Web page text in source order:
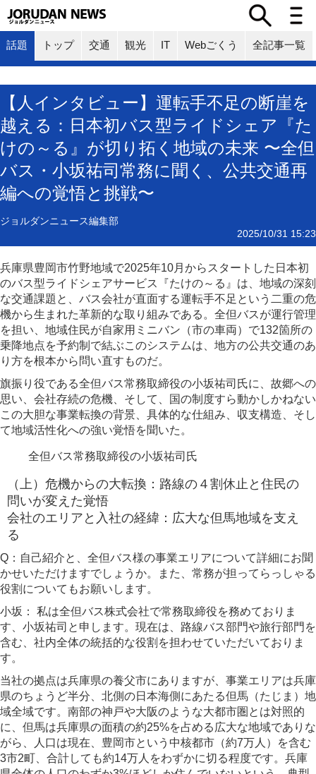
話題 トップ 交通 観光 IT Webごくう 全記事一覧
【人インタビュー】運転手不足の断崖を
越える：日本初バス型ライドシェア『た
けの～る』が切り拓く地域の未来 〜全但
バス・小坂祐司常務に聞く、公共交通再
編への覚悟と挑戦〜
ジョルダンニュース編集部
2025/10/31 15:23
兵庫県豊岡市竹野地域で2025年10月からスタートした日本初
のバス型ライドシェアサービス『たけの～る』は、地域の深刻
な交通課題と、バス会社が直面する運転手不足という二重の危
機から生まれた革新的な取り組みである。全但バスが運行管理
を担い、地域住民が自家用ミニバン（市の車両）で132箇所の
乗降地点を予約制で結ぶこのシステムは、地方の公共交通のあ
り方を根本から問い直すものだ。
旗振り役である全但バス常務取締役の小坂祐司氏に、故郷への
思い、会社存続の危機、そして、国の制度すら動かしかねない
この大胆な事業転換の背景、具体的な仕組み、収支構造、そし
て地域活性化への強い覚悟を聞いた。
全但バス常務取締役の小坂祐司氏
（上）危機からの大転換：路線の４割休止と住民の
問いが変えた覚悟
会社のエリアと入社の経緯：広大な但馬地域を支え
る
Q：自己紹介と、全但バス様の事業エリアについて詳細にお聞
かせいただけますでしょうか。また、常務が担ってらっしゃる
役割についてもお願いします。
小坂：
私は全但バス株式会社で常務取締役を務めておりま
す、小坂祐司と申します。現在は、路線バス部門や旅行部門を
含む、社内全体の統括的な役割を担わせていただいておりま
す。
当社の拠点は兵庫県の養父市にありますが、事業エリアは兵庫
県のちょうど半分、北側の日本海側にあたる但馬（たじま）地
域全域です。南部の神戸や大阪のような大都市圏とは対照的
に、但馬は兵庫県の面積の約25%を占める広大な地域でありな
がら、人口は現在、豊岡市という中核都市（約7万人）を含む
3市2町、合計しても約14万人をわずかに切る程度です。兵庫